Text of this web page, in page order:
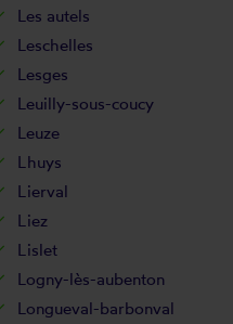
Les autels
Leschelles
Lesges
Leuilly-sous-coucy
Leuze
Lhuys
Lierval
Liez
Lislet
Logny-lès-aubenton
Longueval-barbonval